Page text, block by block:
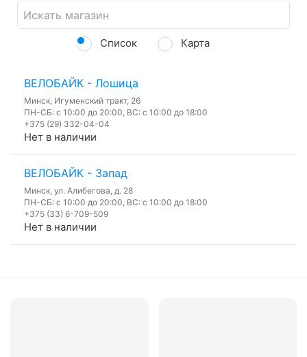
Список Карта
ВЕЛОБАЙК - Лошица
Минск, Игуменский тракт, 26
ПН-СБ: с 10:00 до 20:00, ВС: с 10:00 до 18:00
+375 (29) 332-04-04
Нет в наличии
ВЕЛОБАЙК - Запад
Минск, ул. Алибегова, д. 28
ПН-СБ: с 10:00 до 20:00, ВС: с 10:00 до 18:00
+375 (33) 6-709-509
Нет в наличии